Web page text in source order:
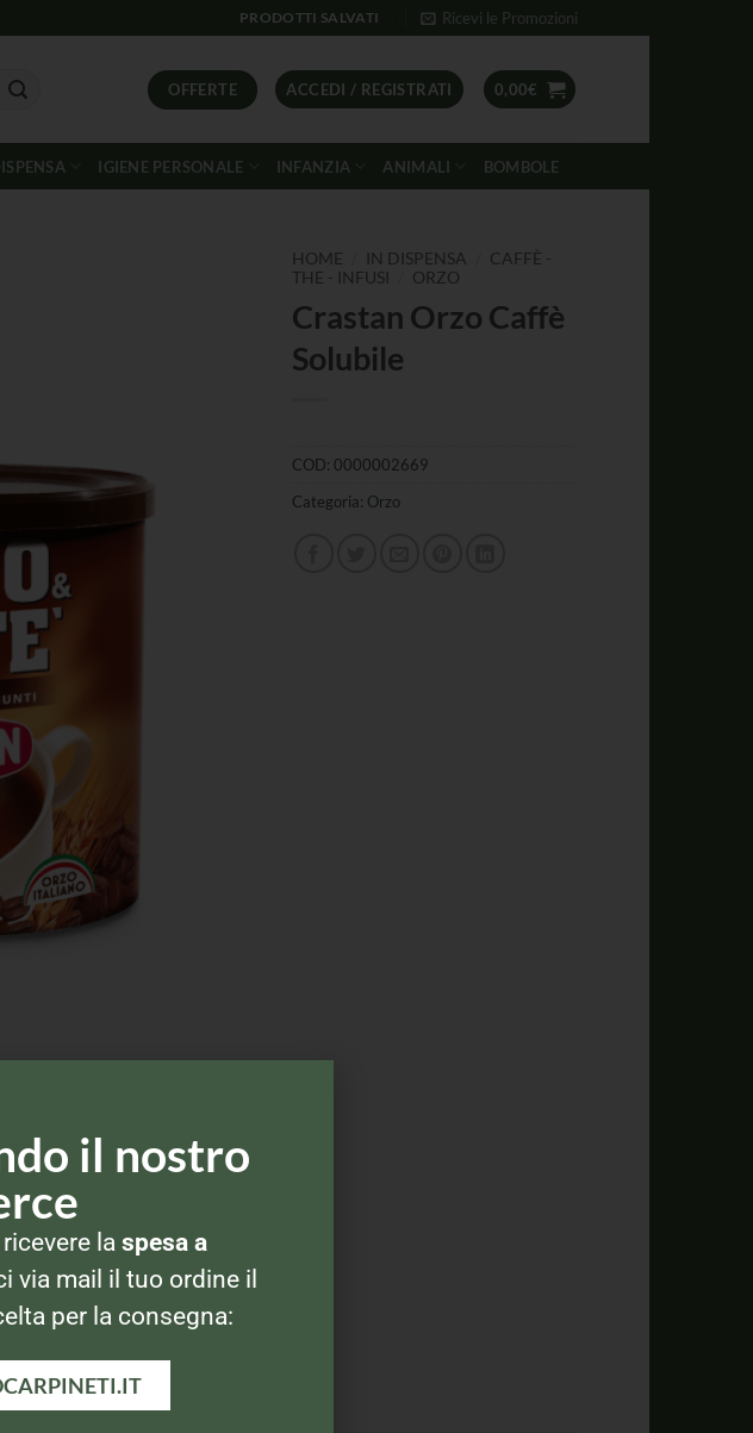
PRODOTTI SALVATI Ricevi le Promozioni
OFFERTE ACCEDI / REGISTRATI 0,00€
IGIENE PERSONALE INFANZIA ANIMALI BOMBOLE
HOME IN DISPENSA
CAFFÈ -
THE - INFUSI
ORZO
Crastan Orzo Caffè
Solubile
COD: 0000002669
Categoria: Orzo
il nostro
la spesa a
via mail il tuo ordine il
per la consegna: